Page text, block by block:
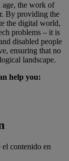
the work of
By providing the
the digital world,
problems – it is
disabled people
ensuring that no
landscape.
help you:
contenido en